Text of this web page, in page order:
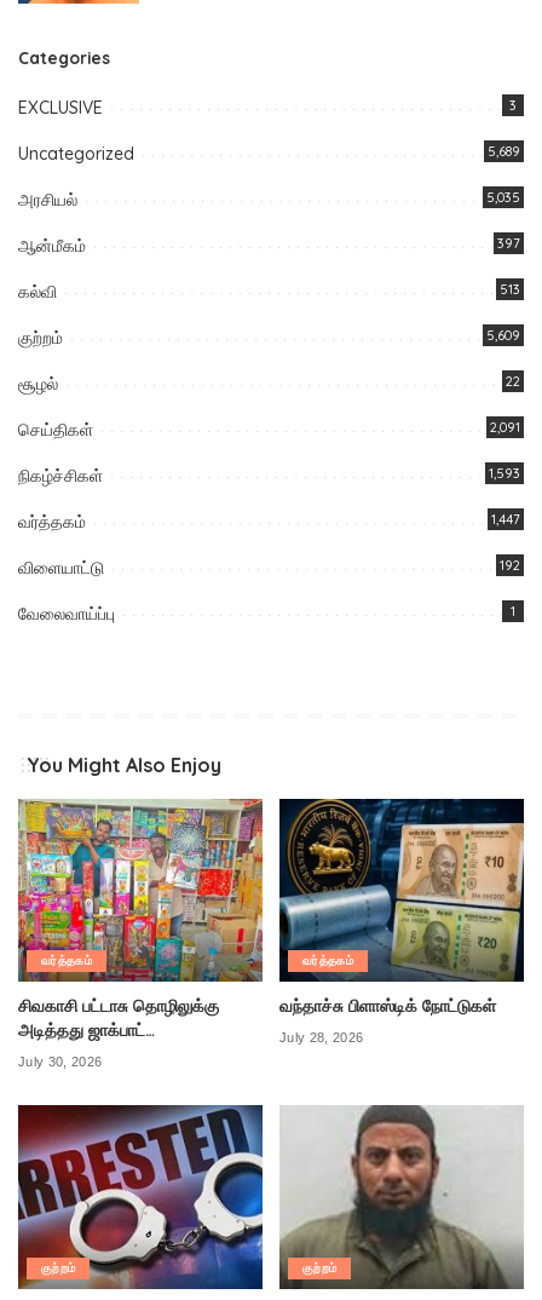
Categories
EXCLUSIVE 3
Uncategorized 5,689
அரசியல் 5,035
ஆன்மீகம் 397
கல்வி 513
குற்றம் 5,609
சூழல் 22
செய்திகள் 2,091
நிகழ்ச்சிகள் 1,593
வர்த்தகம் 1,447
விளையாட்டு 192
வேலைவாய்ப்பு 1
You Might Also Enjoy
வர்த்தகம்
சிவகாசி பட்டாசு தொழிலுக்கு
அடித்தது ஜாக்பாட்…
July 30, 2026
வர்த்தகம்
வந்தாச்சு பிளாஸ்டிக் நோட்டுகள்
July 28, 2026
குற்றம் குற்றம்